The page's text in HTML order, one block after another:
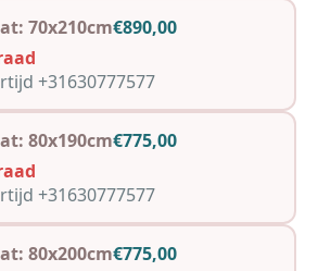
70x210cm€890,00
+31630777577
80x190cm€775,00
+31630777577
80x200cm€775,00